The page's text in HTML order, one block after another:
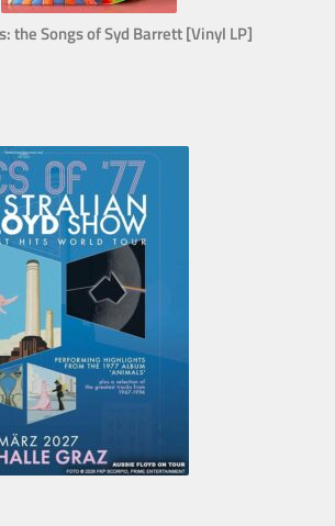
the Songs of Syd Barrett [Vinyl LP]